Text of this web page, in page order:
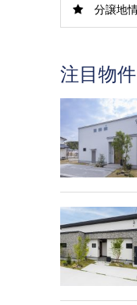
分譲地
注目物